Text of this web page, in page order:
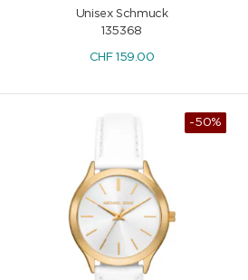
Unisex Schmuck
135368
CHF159.00
NEU
-50%